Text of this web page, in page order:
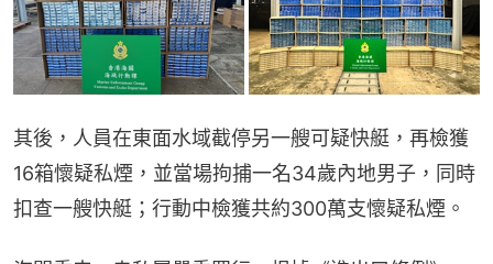
其後，人員在東面水域截停另一艘可疑快艇，再檢獲
16箱懷疑私煙，並當場拘捕一名34歲內地男子，同時
扣查一艘快艇；行動中檢獲共約300萬支懷疑私煙。